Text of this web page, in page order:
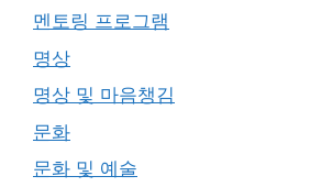
멘토링 프로그램
명상
명상 및 마음챙김
문화
문화 및 예술